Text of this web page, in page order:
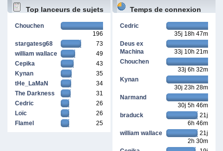
Top lanceurs de sujets
Chouchen
196
stargatesg68
73
william wallace
49
Cepika
43
Kynan
35
tHe_LaMaN
34
The Darkness
31
Cedric
26
Loïc
26
Flamel
25
Temps de connexion
Cedric
35j 18h 47m
Deus ex
Machina
33j 10h 21m
Chouchen
33j 6h 32m
Kynan
30j 23h 28m
Narmand
30j 5h 46m
braduck
21j
6h 46m
william wallace
21j
2h 30m